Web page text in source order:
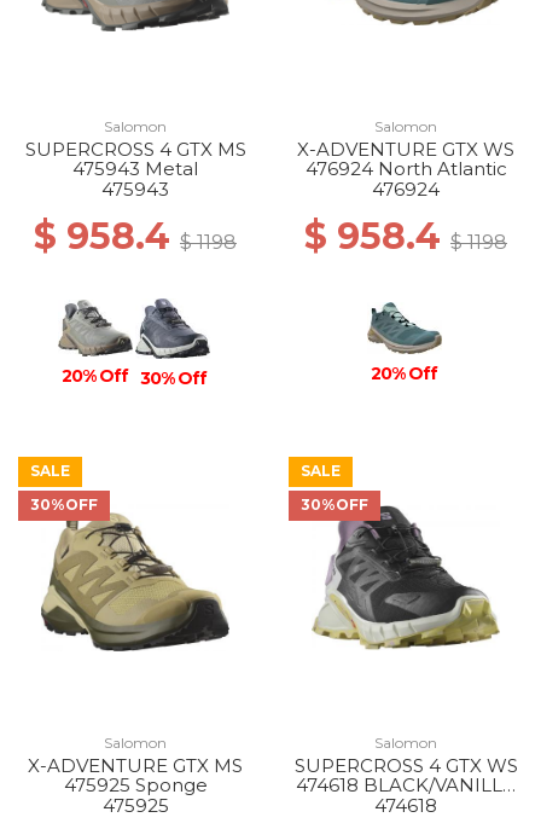
Salomon
SUPERCROSS 4 GTX MS
475943 Metal
475943
$ 958.4 $ 1198
20% Off 30% Off
Salomon
X-ADVENTURE GTX WS
476924 North Atlantic
476924
$ 958.4 $ 1198
20% Off
SALE
30%OFF
Salomon
X-ADVENTURE GTX MS
475925 Sponge
475925
SALE
30%OFF
Salomon
SUPERCROSS 4 GTX WS
474618 BLACK/VANILLA
ICE/ORCHID PET
474618